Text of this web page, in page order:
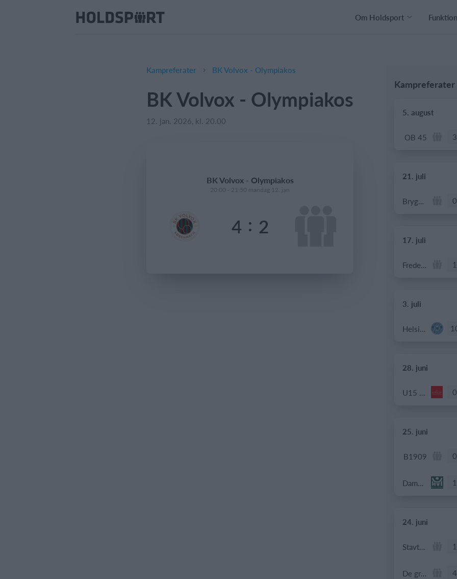
Om Holdsport
Kampreferater BK Volvox - Olympiakos
BK Volvox - Olympiakos
12. jan. 2026, kl. 20.00
BK Volvox - Olympiakos
20:00 - 21:50 mandag 12. jan
4 : 2
Kampreferater
5. august
OB 45 3
21. juli
Bryggebold 0
17. juli
Frederiksberg Floorball Fighters 1
3. juli
Helsingør If Senior
28. juni
U15 piger 0
25. juni
B1909 0
Dame Senior 1
24. juni
Stavtrup 1
De grønne bude 4